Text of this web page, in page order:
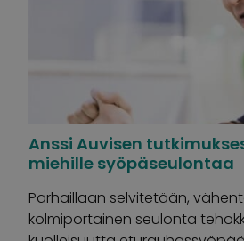
Anssi Auvisen
miehille syöpäseulontaa
Parhaillaan selvitetään,
kolmiportainen seulonta